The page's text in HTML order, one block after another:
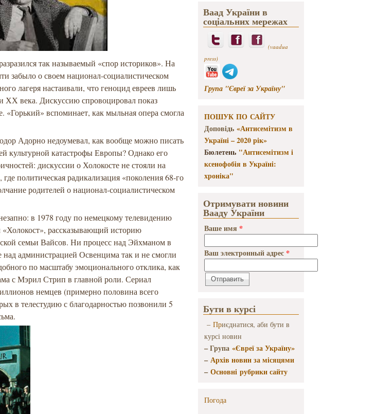
так называемый «спор историков». На
забыло о своем национал-социалистическом
лагеря настаивали, что геноцид евреев лишь
ХХ века. Дискуссию спровоцировал показ
«Горький» вспоминает, как мыльная опера смогла
Адорно недоумевал, как вообще можно писать
культурной катастрофы Европы? Однако его
дискуссии о Холокосте не стояли на
политическая радикализация «поколения 68-го
родителей о национал-социалистическом
в 1978 году по немецкому телевидению
рассказывающий историю
семьи Вайсов. Ни процесс над Эйхманом в
администрацией Освенцима так и не смогли
по масштабу эмоционального отклика, как
с Мэрил Стрип в главной роли. Сериал
немцев (примерно половина всего
в телестудию с благодарностью позвонили 5
Ваад України в
соціальних мережах
(vaadua
press)
Група "Євреї за Україну"
ПОШУК ПО САЙТУ
Доповідь «Антисемітизм в
Україні – 2020 рік»
Бюлетень "Антисемітизм і
ксенофобія в Україні:
хроніка"
Отримувати новини
Вааду України
Ваше имя *
Ваш электронный адрес *
Бути в курсі
– Приєднатися, аби бути в
курсі новин
– Група «Євреї за Україну»
–Архів новин за місяцями
–Основні рубрики сайту
Погода